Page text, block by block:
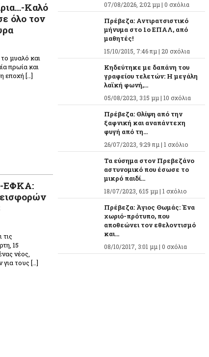
Καλό
όλο τον
μυαλό και
πρωία και
εποχή […]
ΕΦΚΑ:
15
νέος,
τους […]
07/08/2026, 2:02 μμ | 0 σχόλια
Πρέβεζα: Αντιρατσιστικό
μήνυμα στο 1ο ΕΠΑΛ, από
μαθητές!
15/10/2015, 7:46 πμ | 20 σχόλια
Κηδεύτηκε με δαπάνη του
γραφείου τελετών: Η μεγάλη
λαϊκή φωνή,...
05/08/2023, 3:15 μμ | 10 σχόλια
Πρέβεζα: Θλίψη από την
ξαφνική και αναπάντεχη
φυγή από τη...
26/07/2023, 9:29 πμ | 1 σχόλιο
Τα εύσημα στον Πρεβεζάνο
αστυνομικό που έσωσε το
μικρό παιδί...
18/07/2023, 6:15 μμ | 1 σχόλιο
Πρέβεζα: Άγιος Θωμάς: Ένα
χωριό-πρότυπο, που
αποθεώνει τον εθελοντισμό
και...
08/10/2017, 3:01 μμ | 0 σχόλια